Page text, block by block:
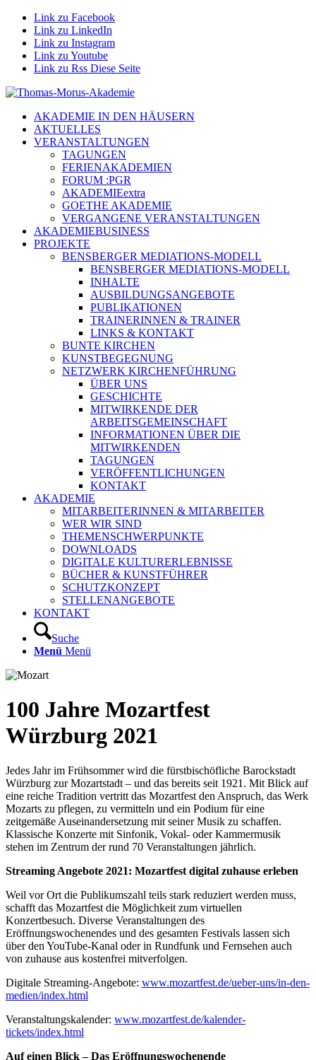
Link zu Facebook
Link zu LinkedIn
Link zu Instagram
Link zu Youtube
Link zu Rss Diese Seite
AKADEMIE IN DEN HÄUSERN
AKTUELLES
VERANSTALTUNGEN
TAGUNGEN
FERIENAKADEMIEN
FORUM :PGR
AKADEMIEextra
GOETHE AKADEMIE
VERGANGENE VERANSTALTUNGEN
AKADEMIEBUSINESS
PROJEKTE
BENSBERGER MEDIATIONS-MODELL
BENSBERGER MEDIATIONS-MODELL
INHALTE
AUSBILDUNGSANGEBOTE
PUBLIKATIONEN
TRAINERINNEN & TRAINER
LINKS & KONTAKT
BUNTE KIRCHEN
KUNSTBEGEGNUNG
NETZWERK KIRCHENFÜHRUNG
ÜBER UNS
GESCHICHTE
MITWIRKENDE DER
ARBEITSGEMEINSCHAFT
INFORMATIONEN ÜBER DIE
MITWIRKENDEN
TAGUNGEN
VERÖFFENTLICHUNGEN
KONTAKT
AKADEMIE
MITARBEITERINNEN & MITARBEITER
WER WIR SIND
THEMENSCHWERPUNKTE
DOWNLOADS
DIGITALE KULTURERLEBNISSE
BÜCHER & KUNSTFÜHRER
SCHUTZKONZEPT
STELLENANGEBOTE
KONTAKT
Suche
Menü Menü
100 Jahre Mozartfest
Würzburg 2021
Jedes Jahr im Frühsommer wird die fürstbischöfliche Barockstadt
Würzburg zur Mozartstadt – und das bereits seit 1921. Mit Blick auf
eine reiche Tradition vertritt das Mozartfest den Anspruch, das Werk
Mozarts zu pflegen, zu vermitteln und ein Podium für eine
zeitgemäße Auseinandersetzung mit seiner Musik zu schaffen.
Klassische Konzerte mit Sinfonik, Vokal- oder Kammermusik
stehen im Zentrum der rund 70 Veranstaltungen jährlich.
Streaming Angebote 2021: Mozartfest digital zuhause erleben
Weil vor Ort die Publikumszahl teils stark reduziert werden muss,
schafft das Mozartfest die Möglichkeit zum virtuellen
Konzertbesuch. Diverse Veranstaltungen des
Eröffnungswochenendes und des gesamten Festivals lassen sich
über den YouTube-Kanal oder in Rundfunk und Fernsehen auch
von zuhause aus kostenfrei mitverfolgen.
Digitale Streaming-Angebote: www.mozartfest.de/ueber-uns/in-den-
medien/index.html
Veranstaltungskalender: www.mozartfest.de/kalender-
tickets/index.html
Auf einen Blick – Das Eröffnungswochenende